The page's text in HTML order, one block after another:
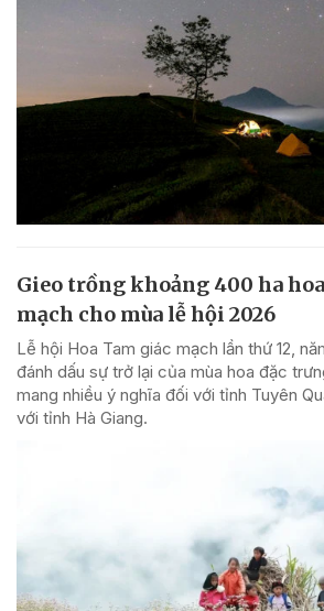
Gieo trồng khoảng 400 ha
mạch cho mùa lễ hội 2026
Lễ hội Hoa Tam giác mạch lần thứ 12,
đánh dấu sự trở lại của mùa hoa đặc
mang nhiều ý nghĩa đối với tỉnh Tuyên
với tỉnh Hà Giang.